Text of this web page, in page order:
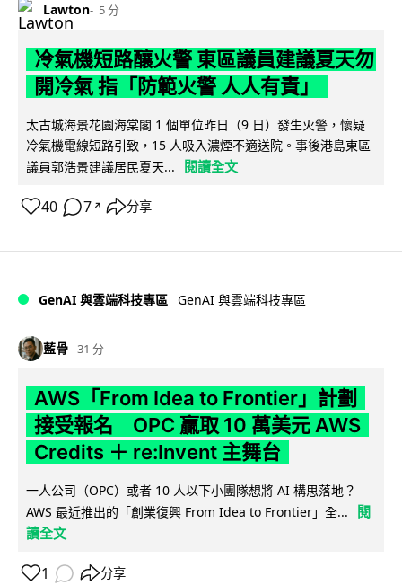
Lawton 5 分
冷氣機短路釀火警 東區議員建議夏天勿
開冷氣 指「防範火警 人人有責」
太古城海景花園海棠閣 1 個單位昨日（9 日）發生火警，懷疑
冷氣機電線短路引致，15 人吸入濃煙不適送院。事後港島東區
議員郭浩景建議居民夏天...
閱讀全文
40 7 ↗ 分享
GenAI 與雲端科技專區 GenAI 與雲端科技專區
藍骨 31 分
AWS「From Idea to Frontier」計劃
接受報名 OPC 贏取 10 萬美元 AWS
Credits ＋ re:Invent 主舞台
一人公司（OPC）或者 10 人以下小團隊想將 AI 構思落地？
AWS 最近推出的「創業復興 From Idea to Frontier」全...
閱
讀全文
1 分享